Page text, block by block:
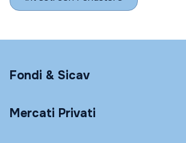
Fondi & Sicav
Mercati Privati